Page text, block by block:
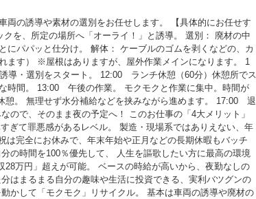
両の誘導や素材の選別をお任せします。 【具体的にお任せす
を、所定の場所へ「オーライ！」と誘導。 選別： 廃材の中
にパパッと仕分け。 解体： ケーブルのゴムを剥くなどの、カ
ます） ※屋根はありますが、屋外作業メインになります。 1
導・選別をスタート。 12:00 ランチ休憩（60分）休憩所でス
時間。 13:00 午後の作業。 モクモクと作業に集中。時間が
。 無理せず水分補給などを挟みながら進めます。 17:00 退
ので、そのまま夜の予定へ！ このお仕事の「4大メリット」
ぎて罪悪感があるレベル。 製造・現場系ではありえない、年
は完全にお休みで、年末年始や正月などの長期休暇もバッチ
の時間を100％優先して、 人生を謳歌したい方に最高の環境
万円」超えが可能。 ベースの時給が高いから、夜勤なしの
はまるまる自分の趣味や生活に投資できる、実利バツグンの
かして「モクモク」リサイクル。 基本は車両の誘導や廃材の